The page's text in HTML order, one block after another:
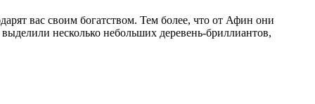
вас своим богатством. Тем более, что от Афин они
несколько небольших деревень-бриллиантов,